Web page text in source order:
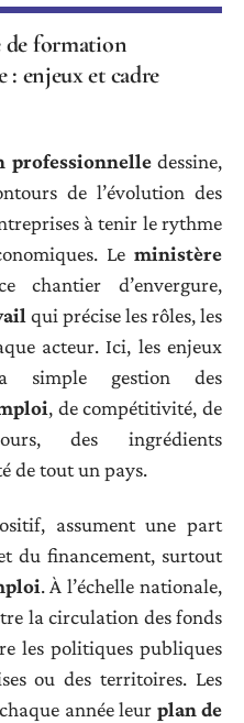
formation
: enjeux et cadre
professionnelledessine,
de l’évolution des
à tenir le rythme
Le ministère
chantier d’envergure,
qui précise les rôles, les
acteur. Ici, les enjeux
simple gestion des
, de compétitivité, de
des ingrédients
de tout un pays.
assument une part
du financement, surtout
. À l’échelle nationale,
la circulation des fonds
les politiques publiques
ou des territoires. Les
année leur plan de